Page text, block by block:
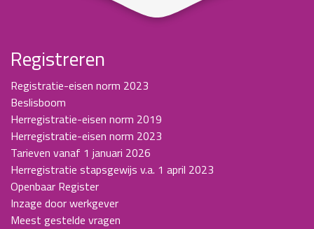
Registreren
Registratie-eisen norm 2023
Beslisboom
Herregistratie-eisen norm 2019
Herregistratie-eisen norm 2023
Tarieven vanaf 1 januari 2026
Herregistratie stapsgewijs v.a. 1 april 2023
Openbaar Register
Inzage door werkgever
Meest gestelde vragen